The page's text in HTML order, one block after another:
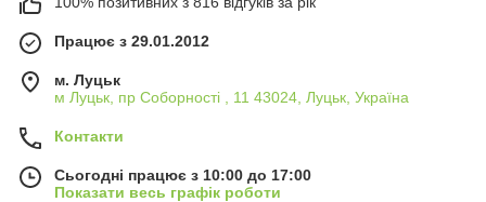
Працює з 29.01.2012
м. Луцьк
м Луцьк, пр Соборності , 11 43024, Луцьк, Україна
Контакти
Сьогодні працює з 10:00 до 17:00
Показати весь графік роботи